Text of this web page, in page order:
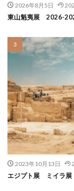
2026年8月5日
東山魁夷展 2026-
2023年10月13日
エジプト展 ミイラ